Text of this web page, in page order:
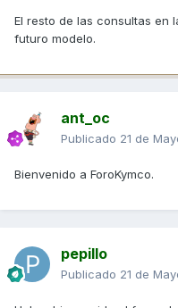
El resto de las consultas en
futuro modelo.
ant_oc
Publicado 21 de
Bienvenido a ForoKymco.
pepillo
Publicado 21 de